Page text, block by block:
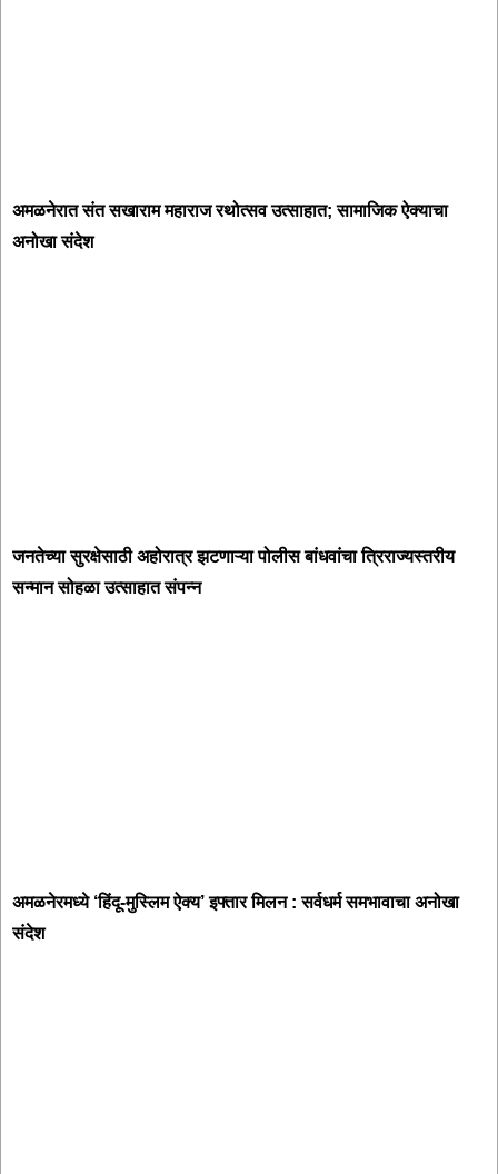
अमळनेरात संत सखाराम महाराज रथोत्सव उत्साहात; सामाजिक ऐक्याचा
अनोखा संदेश
जनतेच्या सुरक्षेसाठी अहोरात्र झटणाऱ्या पोलीस बांधवांचा त्रिराज्यस्तरीय
सन्मान सोहळा उत्साहात संपन्न
अमळनेरमध्ये ‘हिंदू-मुस्लिम ऐक्य’ इफ्तार मिलन : सर्वधर्म समभावाचा अनोखा
संदेश